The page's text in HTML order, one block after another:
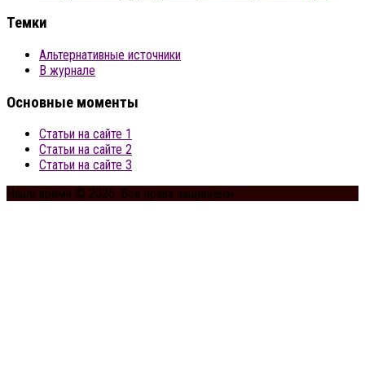
Темки
Альтернативные источники
В журнале
Основные моменты
Статьи на сайте 1
Статьи на сайте 2
Статьи на сайте 3
Наше время © 2026. Все права защищены.